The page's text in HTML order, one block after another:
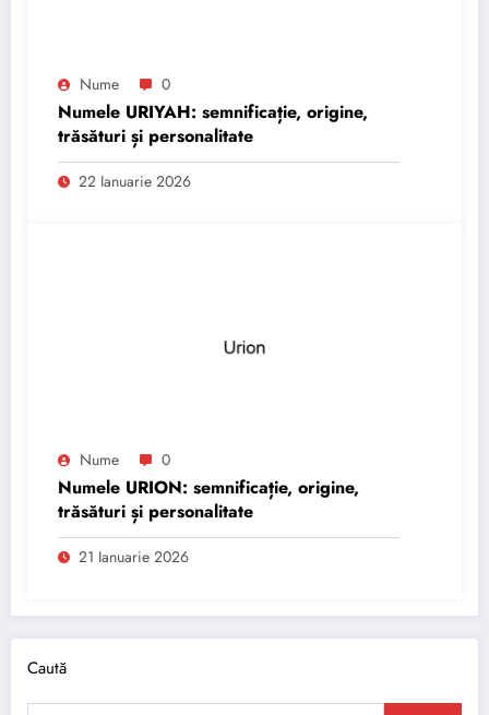
Nume 0
Numele URIYAH: semnificație, origine,
trăsături și personalitate
22 Ianuarie 2026
Nume 0
Numele URION: semnificație, origine,
trăsături și personalitate
21 Ianuarie 2026
Caută